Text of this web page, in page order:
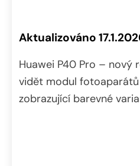
Aktualizováno
Huawei P40 Pro – nový
vidět modul
zobrazující barevné